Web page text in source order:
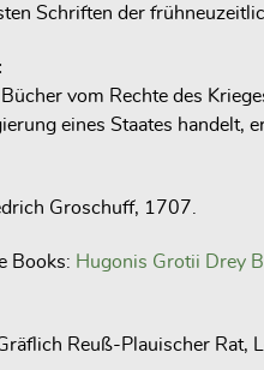
Schriften der
vom Rechte des
eines Staates handelt,
Groschuff, 1707.
Books: Hugonis Grotii Drey
Reuß-Plauischer Rat,